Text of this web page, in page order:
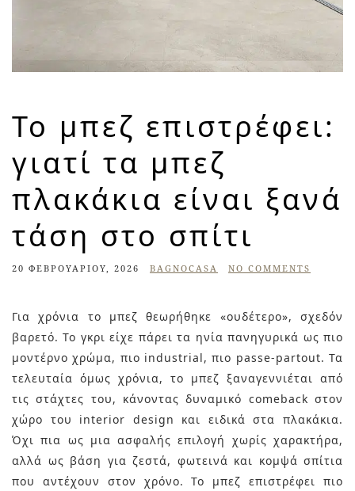
Το μπεζ επιστρέφει:
γιατί τα μπεζ
πλακάκια είναι ξανά
τάση στο σπίτι
20 ΦΕΒΡΟΥΑΡΊΟΥ, 2026 BAGNOCASA NO COMMENTS
Για χρόνια το μπεζ θεωρήθηκε «ουδέτερο», σχεδόν
βαρετό. Το γκρι είχε πάρει τα ηνία πανηγυρικά ως πιο
μοντέρνο χρώμα, πιο industrial, πιο passe-partout. Τα
τελευταία όμως χρόνια, το μπεζ ξαναγεννιέται από
τις στάχτες του, κάνοντας δυναμικό comeback στον
χώρο του interior design και ειδικά στα πλακάκια.
Όχι πια ως μια ασφαλής επιλογή χωρίς χαρακτήρα,
αλλά ως βάση για ζεστά, φωτεινά και κομψά σπίτια
που αντέχουν στον χρόνο. Το μπεζ επιστρέφει πιο